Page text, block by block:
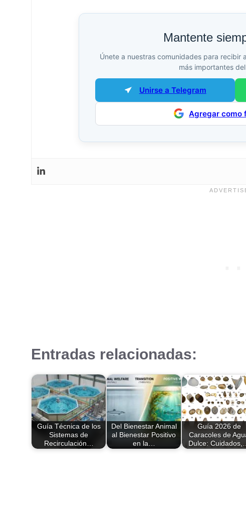
Mantente
Únete a nuestras comunidades para recibir
más importantes
Unirse a Telegram
Agregar como
Entradas relacionadas:
Guía Técnica de los
Sistemas de
Recirculación…
Del Bienestar Animal
al Bienestar Positivo
en la…
Guía 2026 de
Caracoles de
Dulce: Cuidados,…